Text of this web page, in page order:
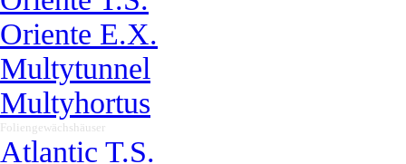
Oriente E.X.
Multytunnel
Multyhortus
Foliengewächshäuser
Atlantic T.S.